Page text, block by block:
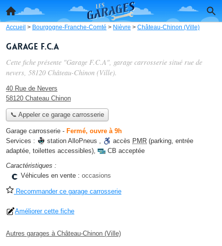
Accueil > Bourgogne-Franche-Comté > Nièvre > Château-Chinon (Ville)
Garage F.C.A
Cette fiche présente "Garage F.C.A", garage carrosserie situé rue de
nevers, 58120 Château-Chinon (Ville).
40 Rue de Nevers
58120 Chateau Chinon
📞 Appeler ce garage carrosserie
Garage carrosserie - Fermé, ouvre à 9h
Services :
station AlloPneus , accès PMR (parking, entrée
adaptée, toilettes accessibles),
CB acceptée
Caractéristiques :
Véhicules en vente : occasions
Recommander ce garage carrosserie
Améliorer cette fiche
Autres garages à Château-Chinon (Ville)